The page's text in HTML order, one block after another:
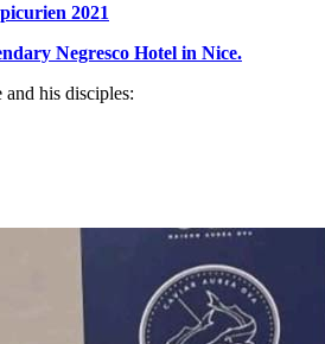
2021
Negresco Hotel in Nice.
his disciples: